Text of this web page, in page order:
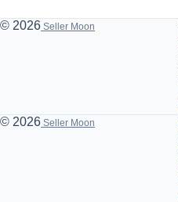
© 2026 Seller Moon
© 2026 Seller Moon